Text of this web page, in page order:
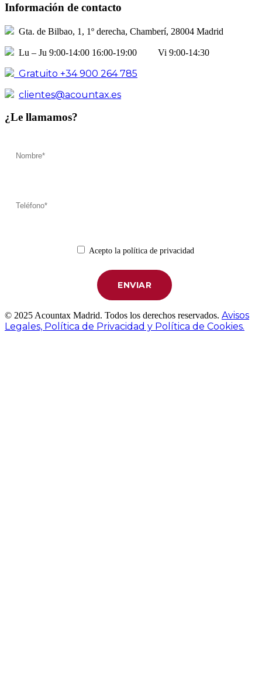
Información de contacto
Gta. de Bilbao, 1, 1º derecha, Chamberí, 28004 Madrid
Lu – Ju 9:00-14:00 16:00-19:00 Vi 9:00-14:30
Gratuito +34 900 264 785
clientes@acountax.es
¿Le llamamos?
Acepto la política de privacidad
© 2025 Acountax Madrid. Todos los derechos reservados. Avisos
Legales, Política de Privacidad y Política de Cookies.